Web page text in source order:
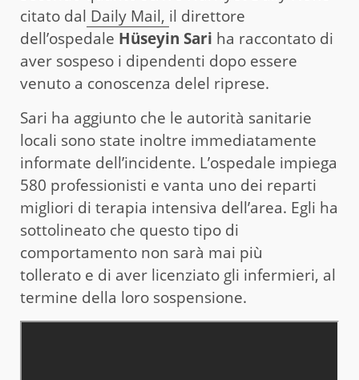
citato dal Daily Mail, il direttore
dell’ospedale Hüseyin Sari ha raccontato di
aver sospeso i dipendenti dopo essere
venuto a conoscenza delel riprese.
Sari ha aggiunto che le autorità sanitarie
locali sono state inoltre immediatamente
informate dell’incidente. L’ospedale impiega
580 professionisti e vanta uno dei reparti
migliori di terapia intensiva dell’area. Egli ha
sottolineato che questo tipo di
comportamento non sarà mai più
tollerato e di aver licenziato gli infermieri, al
termine della loro sospensione.